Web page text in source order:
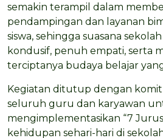
semakin terampil dalam
pendampingan dan layanan
siswa, sehingga suasana
kondusif, penuh empati, serta
terciptanya budaya belajar
Kegiatan ditutup dengan
seluruh guru dan karyawan
mengimplementasikan “7
kehidupan sehari-hari di